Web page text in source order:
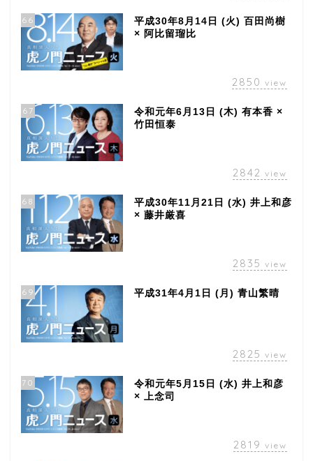
66
平成30年8月14日 (火) 百田尚樹
× 阿比留瑠比
2850 view
67
令和元年6月13日 (木) 有本香 ×
竹田恒泰
2842 view
68
平成30年11月21日 (水) 井上和彦
× 藤井厳喜
2835 view
69 平成31年4月1日 (月) 青山繁晴
2825 view
70
令和元年5月15日 (水) 井上和彦
× 上念司
2819 view